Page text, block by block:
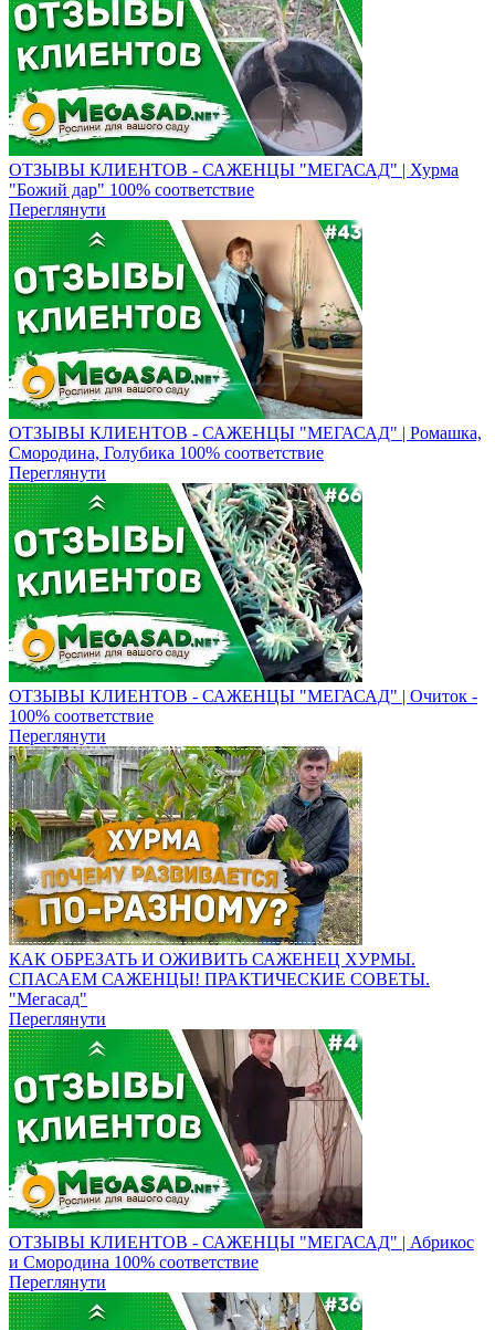
ОТЗЫВЫ КЛИЕНТОВ - САЖЕНЦЫ "МЕГАСАД" | Хурма
"Божий дар" ​100% соответствие
Переглянути
ОТЗЫВЫ КЛИЕНТОВ - САЖЕНЦЫ "МЕГАСАД" | Ромашка,
Смородина, Голубика 100% соответствие
Переглянути
ОТЗЫВЫ КЛИЕНТОВ - САЖЕНЦЫ "МЕГАСАД" | Очиток -
100% соответствие
Переглянути
КАК ОБРЕЗАТЬ И ОЖИВИТЬ САЖЕНЕЦ ХУРМЫ.
СПАСАЕМ САЖЕНЦЫ! ПРАКТИЧЕСКИЕ СОВЕТЫ.
"Мегасад"
Переглянути
ОТЗЫВЫ КЛИЕНТОВ - САЖЕНЦЫ "МЕГАСАД" | Абрикос
и Смородина 100% соответствие
Переглянути